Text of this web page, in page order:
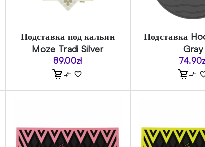
Подставка под кальян
Moze Tradi Silver
89.00zł
Подставка
Gray
74.90